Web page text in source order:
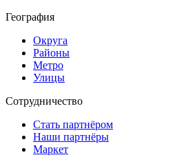
География
Округа
Районы
Метро
Улицы
Сотрудничество
Стать партнёром
Наши партнёры
Маркет